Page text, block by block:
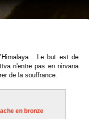
. Le but est de
n'entre pas en nirvana
de la souffrance.
en bronze